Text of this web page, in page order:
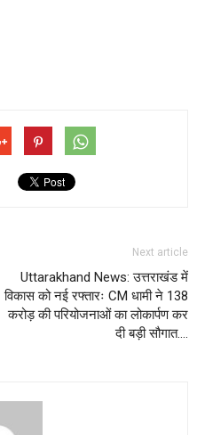
Next article
Uttarakhand News: उत्तराखंड में
विकास को नई रफ्तारः CM धामी ने 138
करोड़ की परियोजनाओं का लोकार्पण कर
दी बड़ी सौगात….